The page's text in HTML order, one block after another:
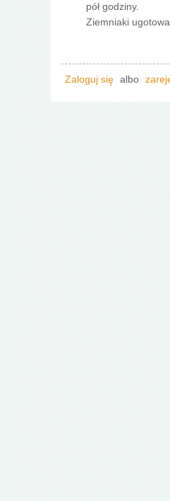
pół godziny.
Ziemniaki
Zaloguj się albo